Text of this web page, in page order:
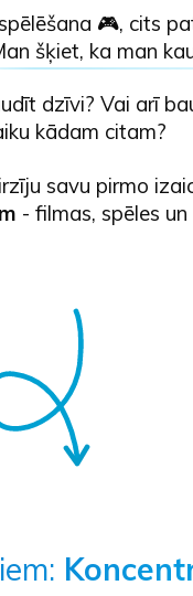
🎮, cits
šķiet, ka man
dzīvi? Vai arī
kādam citam?
savu pirmo
- filmas, spēles